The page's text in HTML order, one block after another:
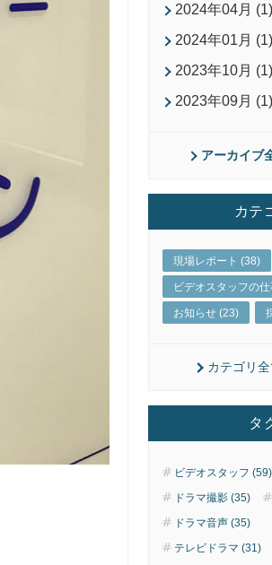
2024年04月 (1)
2024年01月 (1)
2023年10月 (1)
2023年09月 (1)
アーカイブ
カテ
現場レポート (38)
ビデオスタッフの
お知らせ (23)
カテゴリ
タ
ビデオスタッフ (59)
ドラマ撮影 (35)
ドラマ音声 (35)
テレビドラマ (31)